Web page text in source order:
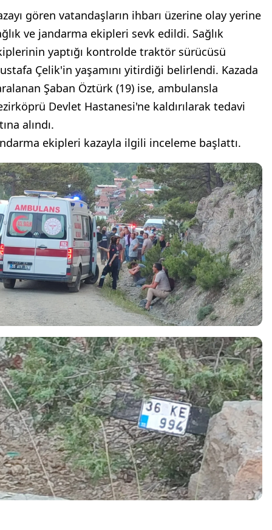
gören vatandaşların ihbarı üzerine olay yerine
ve jandarma ekipleri sevk edildi. Sağlık
yaptığı kontrolde traktör sürücüsü
Çelik'in yaşamını yitirdiği belirlendi. Kazada
Şaban Öztürk (19) ise, ambulansla
Devlet Hastanesi'ne kaldırılarak tedavi
alındı.
ekipleri kazayla ilgili inceleme başlattı.